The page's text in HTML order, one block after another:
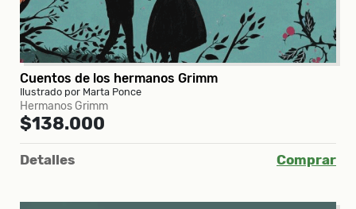
Cuentos de los hermanos Grimm
Ilustrado por Marta Ponce
Hermanos Grimm
$138.000
Detalles Comprar